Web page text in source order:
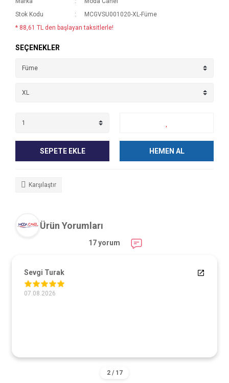
Stok Kodu
MCGVSU001020-XL-Füme
* 88,61 TL den başlayan taksitlerle!
SEÇENEKLER
SEPETE EKLE HEMEN AL
Karşılaştır
Ürün Yorumları
17 yorum
Sevgi Turak
07.08.2026